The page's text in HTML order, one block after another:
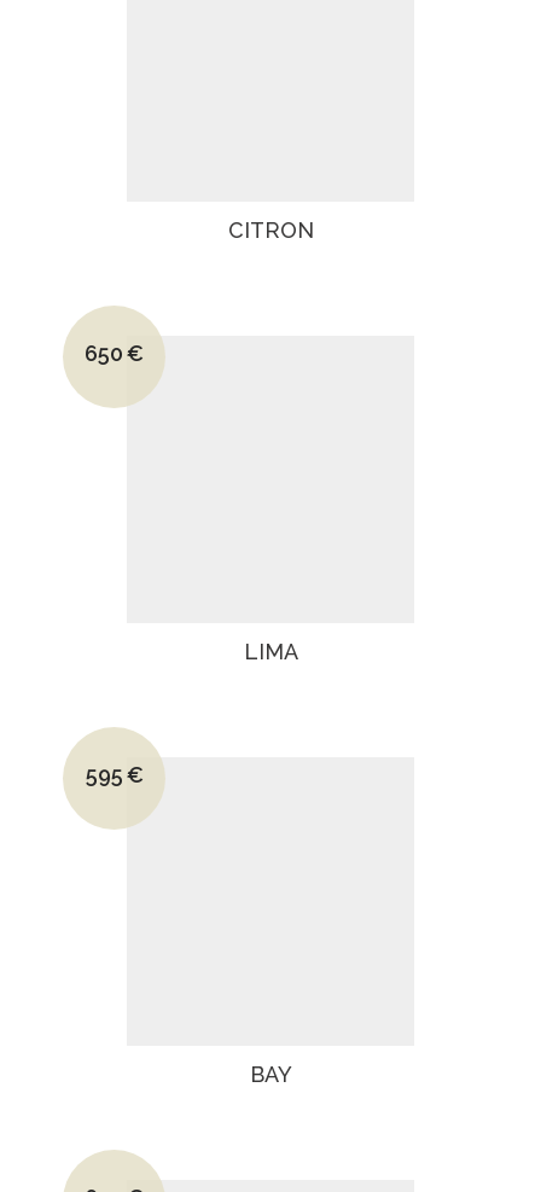
CITRON
Le prix initial était : 945€.
650€
Le prix actuel est : 650€.
LIMA
Le prix initial était : 795€.
595€
Le prix actuel est : 595€.
BAY
Le prix initial était : 925€.